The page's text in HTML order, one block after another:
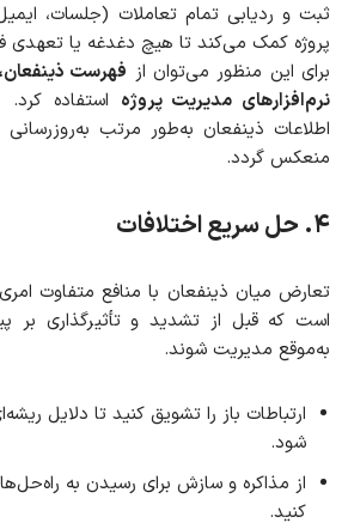
ثبت و ردیابی تمام تعاملات (جلسات،
پروژه کمک می‌کند تا هیچ دغدغه یا تعهدی
برای این منظور می‌توان از فهرست
نرم‌افزارهای مدیریت پروژه استفاده
اطلاعات ذینفعان به‌طور مرتب
منعکس گردد.
۴. حل سریع اختلافات
تعارض میان ذینفعان با منافع متفاوت
است که قبل از تشدید و تأثیرگذاری بر
به‌موقع مدیریت شوند.
ارتباطات باز را تشویق کنید تا دلایل
شود.
از مذاکره و سازش برای رسیدن به
کنید.